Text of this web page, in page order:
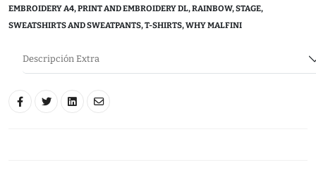
EMBROIDERY A4, PRINT AND EMBROIDERY DL, RAINBOW, STAGE,
SWEATSHIRTS AND SWEATPANTS, T-SHIRTS, WHY MALFINI
Descripción Extra